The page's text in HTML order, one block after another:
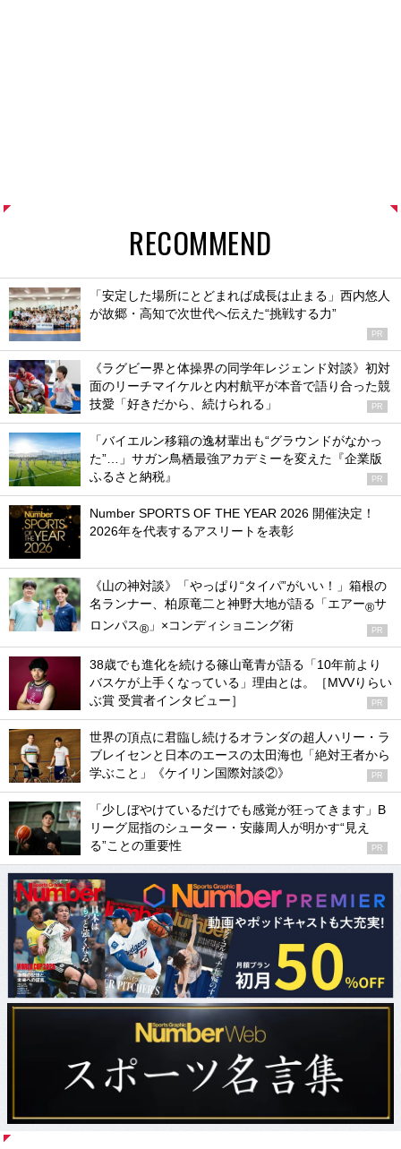
RECOMMEND
「安定した場所にとどまれば成長は止まる」西内悠人
が故郷・高知で次世代へ伝えた“挑戦する力”
PR
《ラグビー界と体操界の同学年レジェンド対談》初対
面のリーチマイケルと内村航平が本音で語り合った競
技愛「好きだから、続けられる」
PR
「バイエルン移籍の逸材輩出も“グラウンドがなかっ
た”…」サガン鳥栖最強アカデミーを変えた『企業版
ふるさと納税』
PR
Number SPORTS OF THE YEAR 2026 開催決定！
2026年を代表するアスリートを表彰
《山の神対談》「やっぱり“タイパ”がいい！」箱根の
名ランナー、柏原竜二と神野大地が語る「エアー®サ
ロンパス® 」×コンディショニング術 PR
38歳でも進化を続ける篠山竜青が語る「10年前より
バスケが上手くなっている」理由とは。［MVVりらい
ぶ賞 受賞者インタビュー］
PR
世界の頂点に君臨し続けるオランダの超人ハリー・ラ
ブレイセンと日本のエースの太田海也「絶対王者から
学ぶこと」《ケイリン国際対談②》
PR
「少しぼやけているだけでも感覚が狂ってきます」B
リーグ屈指のシューター・安藤周人が明かす“見え
る”ことの重要性
PR